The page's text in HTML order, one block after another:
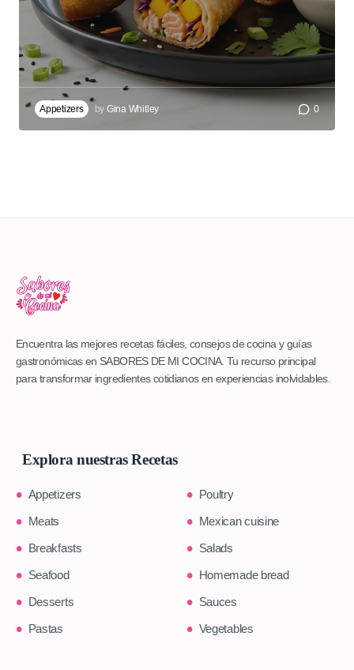
Appetizers by Gina Whitley 0
Encuentra las mejores recetas fáciles, consejos de cocina y guías
gastronómicas en SABORES DE MI COCINA. Tu recurso principal
para transformar ingredientes cotidianos en experiencias inolvidables.
Explora nuestras Recetas
Appetizers
Poultry
Meats
Mexican cuisine
Breakfasts
Salads
Seafood
Homemade bread
Desserts
Sauces
Pastas
Vegetables